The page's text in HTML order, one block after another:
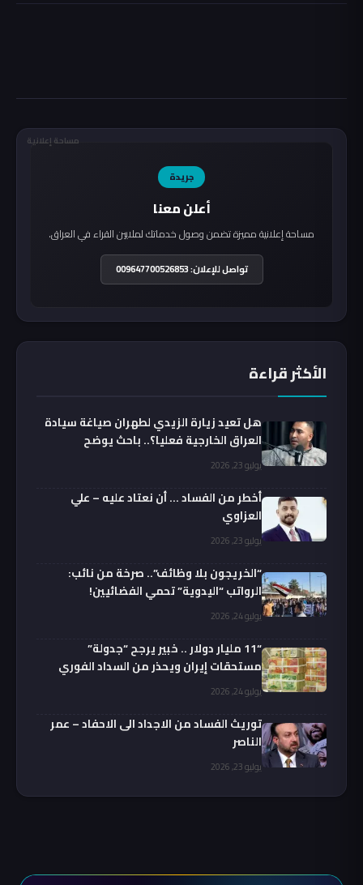
مساحة إعلانية
جريدة
أعلن معنا
مساحة إعلانية مميزة تضمن وصول خدماتك لملايين القراء في العراق.
تواصل للإعلان: 009647700526853
الأكثر قراءة
هل تعيد زيارة الزيدي لطهران صياغة سيادة
العراق الخارجية فعليا؟.. باحث يوضح
يوليو 23, 2026
أخطر من الفساد … أن نعتاد عليه – علي
العزاوي
يوليو 23, 2026
“الخريجون بلا وظائف”.. صرخة من نائب:
الرواتب “اليدوية” تحمي الفضائيين!
يوليو 24, 2026
“11 مليار دولار .. خبير يرجح “جدولة”
مستحقات إيران ويحذر من السداد الفوري
يوليو 24, 2026
توريث الفساد من الاجداد الى الاحفاد – عمر
الناصر
يوليو 23, 2026